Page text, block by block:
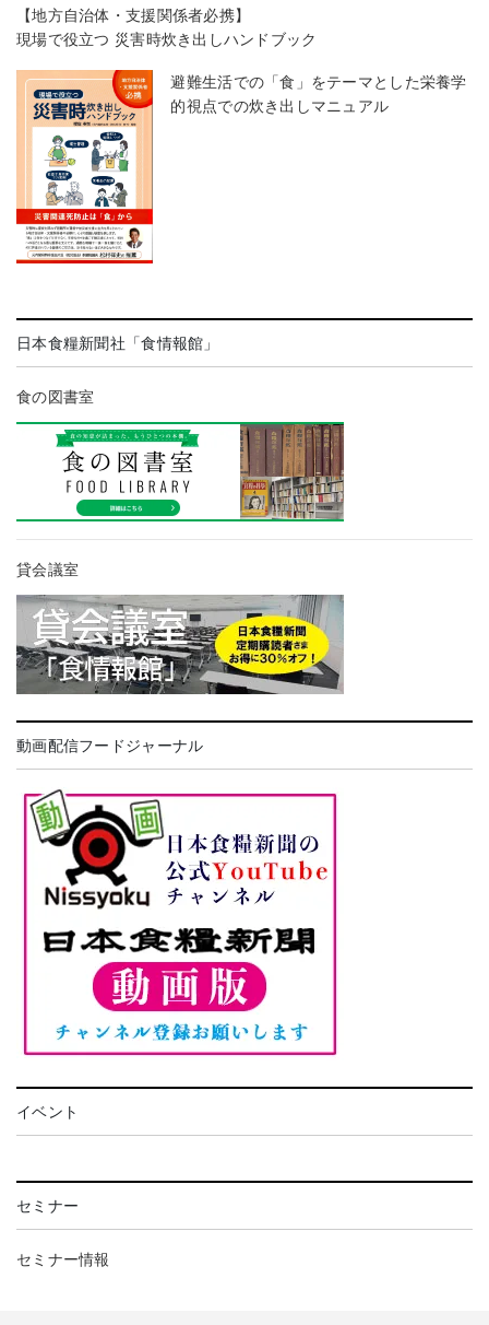
【地方自治体・支援関係者必携】
現場で役立つ 災害時炊き出しハンドブック
避難生活での「食」をテーマとした栄養学
的視点での炊き出しマニュアル
日本食糧新聞社「食情報館」
食の図書室
貸会議室
動画配信フードジャーナル
イベント
セミナー
セミナー情報